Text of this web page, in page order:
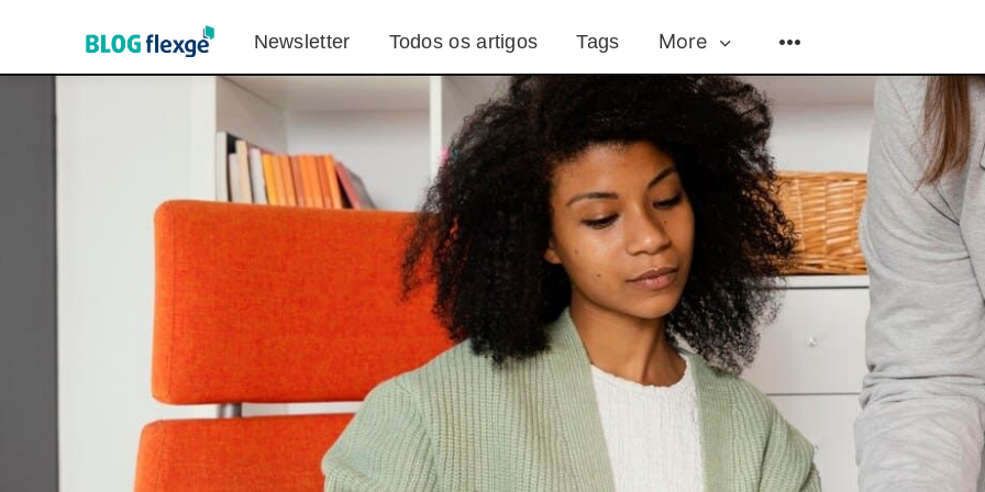
Newsletter Todos os artigos Tags More